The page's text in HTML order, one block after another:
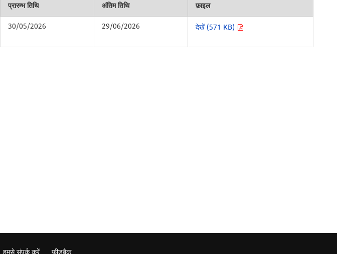
प्रारम्भ तिथि अंतिम तिथि
फ़ाइल
30/05/2026 29/06/2026 देखें (571 KB)